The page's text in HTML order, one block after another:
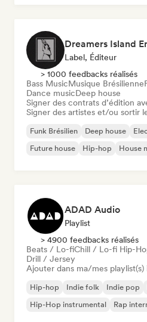
Dreamers Island
Label, Éditeur
> 1000 feedbacks réalisés
Bass MusicMusique Brésilienne
Dance musicDeep house
Signer des contrats d’édition
Signer des artistes et/ou sortir
Funk Brésilien Deep house
Future house
Hip-hop House
ADAD Audio
Playlist
> 4900 feedbacks réalisés
Beats / Lo-fiChill / Lo-fi Hip-
Drill / Jersey
Ajouter dans ma/mes playlist(s)
Hip-hop Indie folk Indie pop
Hip-Hop instrumental
Rap